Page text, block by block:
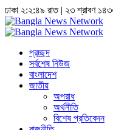
ঢাকা ২:২:৫০ রাত| ২৩ শ্রাবণ
প্রচ্ছদ
সর্বশেষ নিউজ
বাংলাদেশ
জাতীয়
অপরাধ
অর্থনীতি
বিশেষ প্রতিবেদন